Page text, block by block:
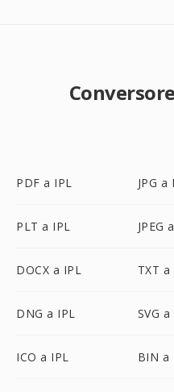
PDF a IPL JPG a
PLT a IPL JPEG
DOCX a IPL TXT a
DNG a IPL SVG
ICO a IPL BIN a